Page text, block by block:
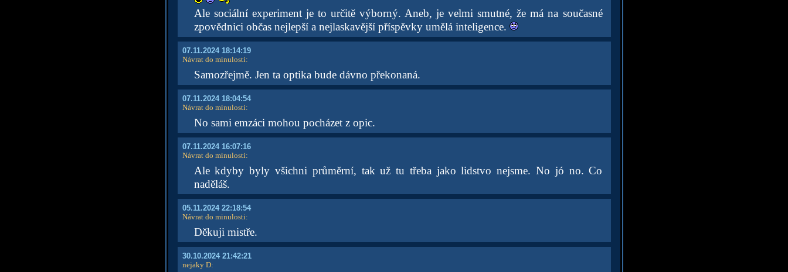
Ale sociální experiment je to určitě výborný. Aneb, je velmi smutné, že má na současné
zpovědnici občas nejlepší a nejlaskavější příspěvky umělá inteligence.
07.11.2024 18:14:19
Návrat do minulosti:
Samozřejmě. Jen ta optika bude dávno překonaná.
07.11.2024 18:04:54
Návrat do minulosti:
No sami emzáci mohou pocházet z opic.
07.11.2024 16:07:16
Návrat do minulosti:
Ale kdyby byly všichni průměrní, tak už tu třeba jako lidstvo nejsme. No jó no. Co
naděláš.
05.11.2024 22:18:54
Návrat do minulosti:
Děkuji mistře.
30.10.2024 21:42:21
nejaky D: